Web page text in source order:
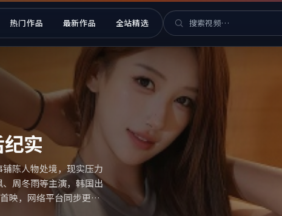
热门作品 最新作品 全站精选
片库与热播索引
实
陈人物处境，现实压力
周冬雨等主演，韩国出
映，网络平台同步更新